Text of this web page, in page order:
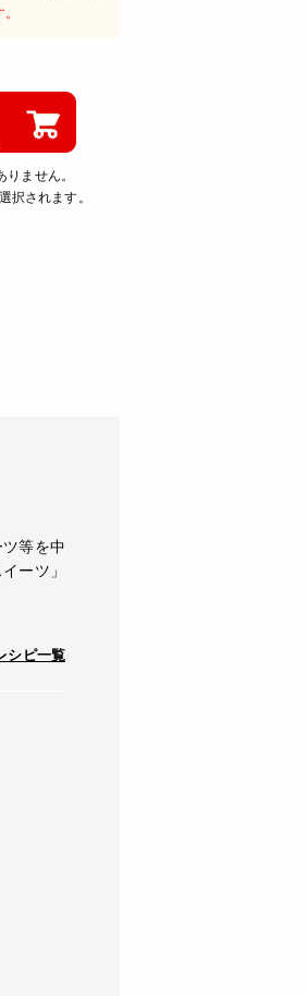
ません。
択されます。
等を中
ーツ」
シピ一覧